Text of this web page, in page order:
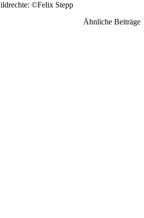
©Felix Stepp
Ähnliche Beiträge